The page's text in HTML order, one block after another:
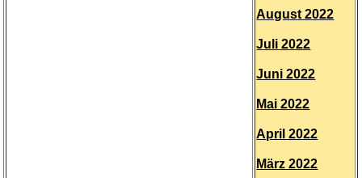
August 2022
Juli 2022
Juni 2022
Mai 2022
April 2022
März 2022